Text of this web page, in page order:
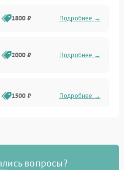
1800 ₽ Подробнее →
2000 ₽ Подробнее →
1500 ₽ Подробнее →
вопросы?